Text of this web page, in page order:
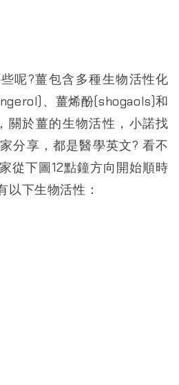
呢?薑包含多種生物活性化
、薑烯酚(shogaols)和
關於薑的生物活性，小諾找
分享，都是醫學英文? 看不
從下圖12點鐘方向開始順時
以下生物活性：